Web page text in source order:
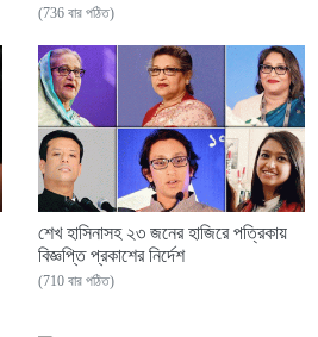
(736 বার পঠিত)
শেখ হাসিনাসহ ২৩ জনের হাজিরে পত্রিকায়
বিজ্ঞপ্তি প্রকাশের নির্দেশ
(710 বার পঠিত)